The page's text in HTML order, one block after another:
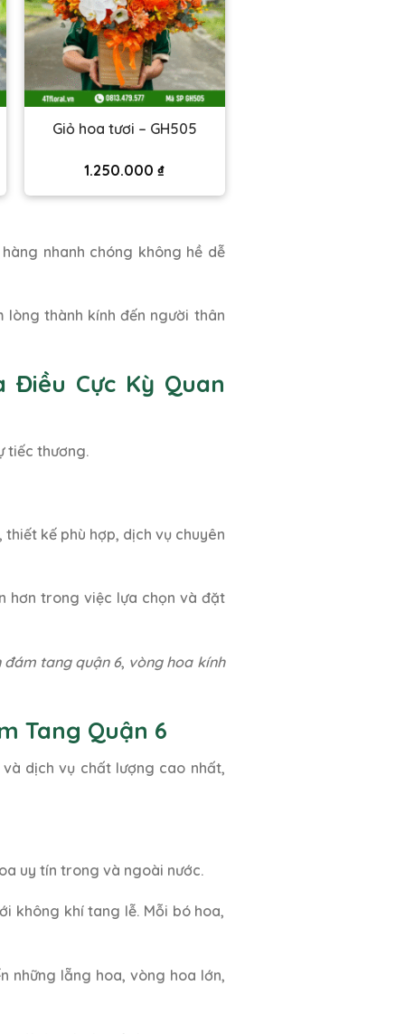
Giỏ hoa tươi – GH505
1.250.000₫
nhanh chóng không hề dễ
thành kính đến người thân
Điều Cực Kỳ Quan
tiếc thương.
kế phù hợp, dịch vụ chuyên
hơn trong việc lựa chọn và đặt
đám tang quận 6, vòng hoa kính
Tang Quận 6
dịch vụ chất lượng cao nhất,
uy tín trong và ngoài nước.
không khí tang lễ. Mỗi bó hoa,
những lẵng hoa, vòng hoa lớn,